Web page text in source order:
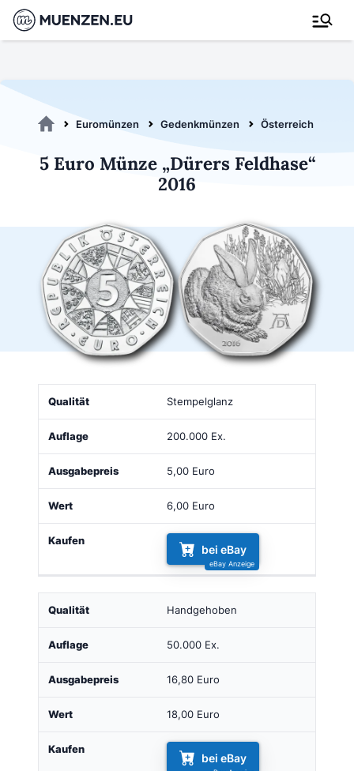
Euromünzen Gedenkmünzen Österreich 2016
5 Euro Münze „Dürers Feldhase“
2016
Qualität Ausgabepreis
Stempelglanz
200.000 Ex.
5,00 Euro
6,00 Euro
bei eBay
Handgehoben
50.000 Ex.
16,80 Euro
18,00 Euro
bei eBay